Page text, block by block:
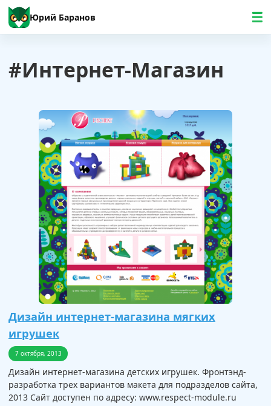
Юрий Баранов
#интернет-Магазин
Дизайн интернет-магазина мягких
игрушек
7 октября, 2013
Дизайн интернет-магазина детских игрушек. Фронтэнд-
разработка трех вариантов макета для подразделов сайта,
2013 Сайт доступен по адресу: www.respect-module.ru